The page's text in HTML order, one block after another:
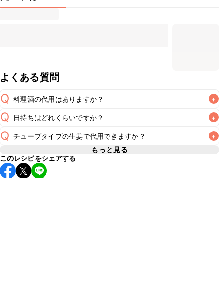
よくある質問
Q 料理酒の代用はありますか？ +
A
Q 日持ちはどれくらいですか？ +
A
こちらのレシピは出来たてをお召し上がりいただくことをお
※日持ちは目安です。
Q チューブタイプの生姜で代用できますか？ +
A
チューブタイプの生姜を使用してもお作りいただけます。小
さじ1を目安に加え、お好みの風味になるようご調節くださ
い。の
もっと見る
このレシピをシェアする